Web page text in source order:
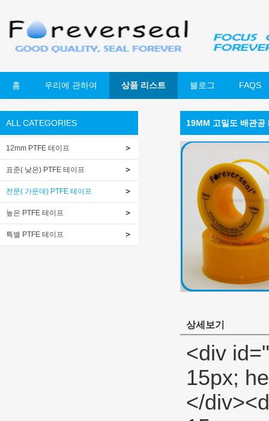
홈 우리에 관하여 상품 리스트 블로그 FAQS
ALL CATEGORIES
12mm PTFE 테이프
표준( 낮은) PTFE 테이프
전문( 가운데) PTFE 테이프
높은 PTFE 테이프
특별 PTFE 테이프
19MM 고밀도 배관공
상세보기
<div id="ali-anchor-description" style="margin-top: 15px; height: 22px;" data-section="description">&nbsp;</div><div id="ali-title-description" style="margin-top: 15px; margin-bottom: 7px;"><div style="height: 13px; padding: 8px 0; border-bottom: 1px solid #ddd;"><span style="background-color: #ddd; color: #333; font-weight: bold; padding: 8px 15px; line-height: 13px;">제품 설명</span></div></div><p><span style="font-size: large;"><span style="line-height: 27px;"><strong>배관공 PTFE 테이프</strong></span></span></p><p><span style="line-height: 21px; font-size: 14px;"><span style="line-height: normal;">전문 PTFE 테이프</span><span style="line-height: normal; font-family: Arial;">사용할 수 일반적으로- 목적</span><span style="line-height: normal;">가스, 물, 오일, 공기와 낮은</span><span style="line-height: normal; font-family: Arial;">압력</span><span style="line-height: normal;">라인.</span><span style="line-height: normal; font-family: Arial;">&nbsp;</span></span></p><p>&nbsp;</p><table class="aliDataTable" style="width: 426.1pt; font-family: Verdana, Arial, Helvetica, sans-serif;"><tbody><tr align="left"><td style="width: 167.7pt;" rowspan="5" valign="center"><p><strong><span style="line-height: 24px; font-family: Arial; font-size: 12pt;">사양:</span></strong></p></td><td style="width: 258.4pt;" valign="top"><p><span style="line-height: 24px; font-family: Arial; font-size: 12pt;">폭:</span><span style="line-height: 24px; font-family: Arial; font-size: 12pt;">12mm 19mm 25mm</span></p></td></tr><tr align="left"><td style="width: 258.4pt;" valign="top"><p><span style="line-height: 24px; font-family: Arial; font-size: 12pt;">두께:</